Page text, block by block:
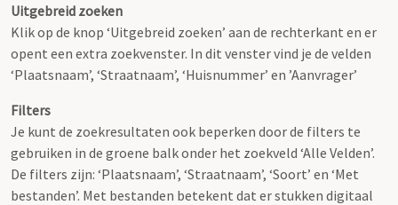
Uitgebreid zoeken
Klik op de knop ‘Uitgebreid zoeken’ aan de rechterkant en er
opent een extra zoekvenster. In dit venster vind je de velden
‘Plaatsnaam’, ‘Straatnaam’, ‘Huisnummer’ en ’Aanvrager’
Filters
Je kunt de zoekresultaten ook beperken door de filters te
gebruiken in de groene balk onder het zoekveld ‘Alle Velden’.
De filters zijn: ‘Plaatsnaam’, ‘Straatnaam’, ‘Soort’ en ‘Met
bestanden’. Met bestanden betekent dat er stukken digitaal